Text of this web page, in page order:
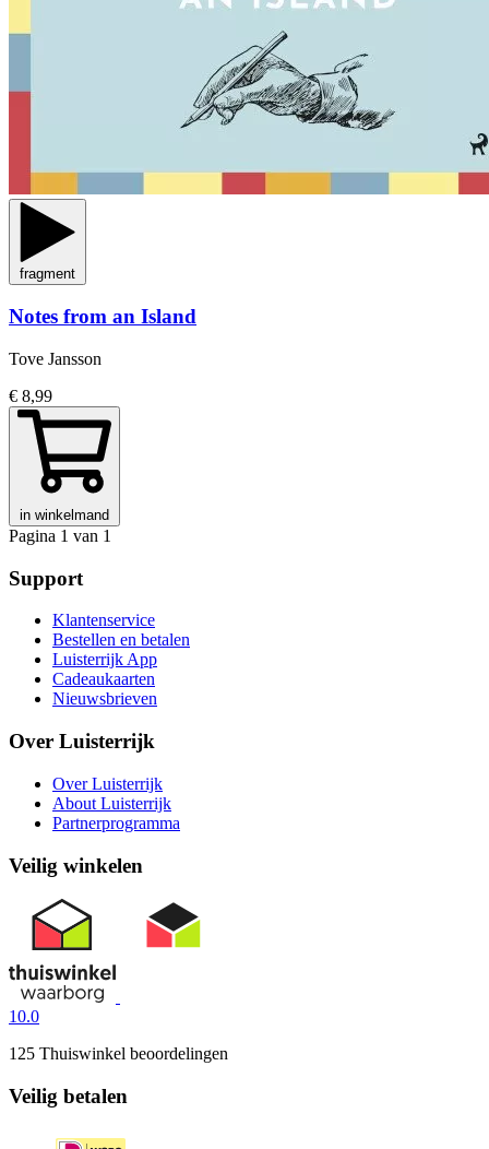
fragment
Notes from an Island
Tove Jansson
€ 8,99
in winkelmand
Pagina 1 van 1
Support
Klantenservice
Bestellen en betalen
Luisterrijk App
Cadeaukaarten
Nieuwsbrieven
Over Luisterrijk
Over Luisterrijk
About Luisterrijk
Partnerprogramma
Veilig winkelen
10.0
125 Thuiswinkel beoordelingen
Veilig betalen